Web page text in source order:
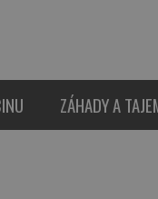
ZÁHADY A